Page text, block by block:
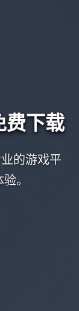
费下载
的游戏平
。